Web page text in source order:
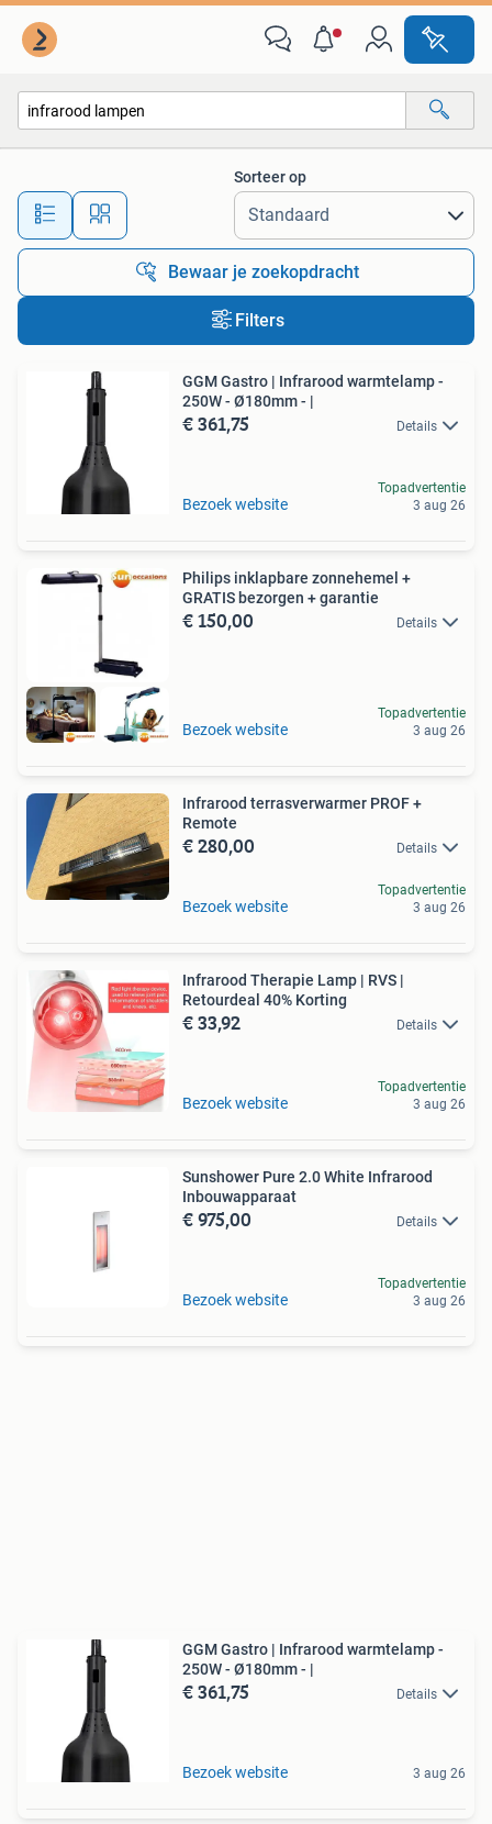
Alle afstanden…
Sorteer op
Bewaar je zoekopdracht
Filters
GGM Gastro | Infrarood warmtelamp -
250W - Ø180mm - |
€ 361,75 Details
Bezoek website
Topadvertentie
3 aug 26
Philips inklapbare zonnehemel +
GRATIS bezorgen + garantie
€ 150,00 Details
Bezoek website
Topadvertentie
3 aug 26
Infrarood terrasverwarmer PROF +
Remote
€ 280,00 Details
Bezoek website
Topadvertentie
3 aug 26
Infrarood Therapie Lamp | RVS |
Retourdeal 40% Korting
€ 33,92 Details
Bezoek website
Topadvertentie
3 aug 26
Sunshower Pure 2.0 White Infrarood
Inbouwapparaat
€ 975,00 Details
Bezoek website
Topadvertentie
3 aug 26
GGM Gastro | Infrarood warmtelamp -
250W - Ø180mm - |
€ 361,75 Details
Bezoek website 3 aug 26